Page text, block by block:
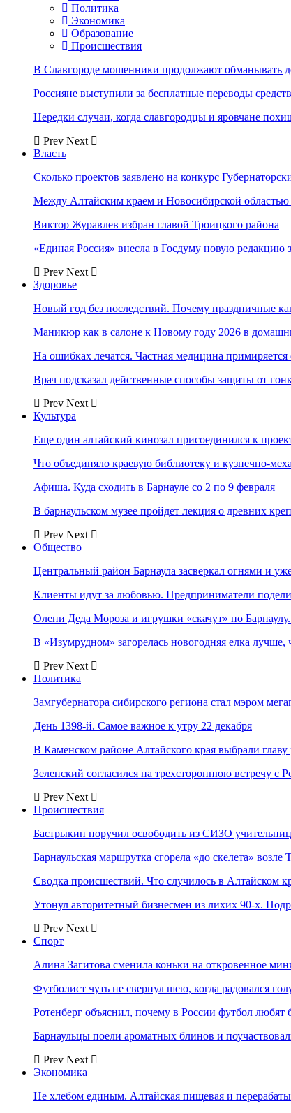
Политика
Экономика
Образование
Происшествия
В Славгороде мошенники продолжают обманывать
Россияне выступили за бесплатные переводы
Нередки случаи, когда славгородцы и яровчане
Prev Next
Власть
Сколько проектов заявлено на конкурс
Между Алтайским краем и Новосибирской
Виктор Журавлев избран главой Троицкого района
«Единая Россия» внесла в Госдуму новую редакцию
Prev Next
Здоровье
Новый год без последствий. Почему праздничные
Маникюр как в салоне к Новому году 2026 в
На ошибках лечатся. Частная медицина
Врач подсказал действенные способы защиты от
Prev Next
Культура
Еще один алтайский кинозал присоединился к
Что объединяло краевую библиотеку и кузнечно-
Афиша. Куда сходить в Барнауле со 2 по 9 февраля
В барнаульском музее пройдет лекция о древних
Prev Next
Общество
Центральный район Барнаула засверкал огнями и
Клиенты идут за любовью. Предприниматели
Олени Деда Мороза и игрушки «скачут» по
В «Изумрудном» загорелась новогодняя елка
Prev Next
Политика
Замгубернатора сибирского региона стал мэром
День 1398-й. Самое важное к утру 22 декабря
В Каменском районе Алтайского края выбрали главу
Зеленский согласился на трехстороннюю встречу
Prev Next
Происшествия
Бастрыкин поручил освободить из СИЗО
Барнаульская маршрутка сгорела «до скелета»
Сводка происшествий. Что случилось в Алтайском
Утонул авторитетный бизнесмен из лихих 90-х.
Prev Next
Спорт
Алина Загитова сменила коньки на откровенное
Футболист чуть не свернул шею, когда радовался
Ротенберг объяснил, почему в России футбол любят
Барнаульцы поели ароматных блинов и
Prev Next
Экономика
Не хлебом единым. Алтайская пищевая и